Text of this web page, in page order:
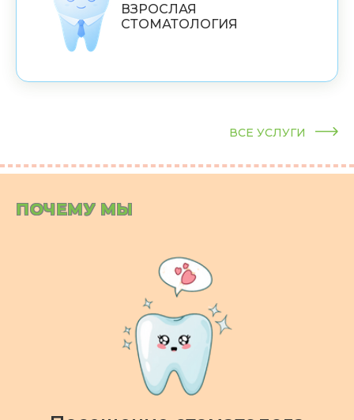
ВЗРОСЛАЯ
СТОМАТОЛОГИЯ
ВСЕ УСЛУГИ
ПОЧЕМУ МЫ